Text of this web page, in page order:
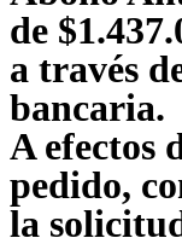
de
a través
bancaria.
A efectos
pedido,
la